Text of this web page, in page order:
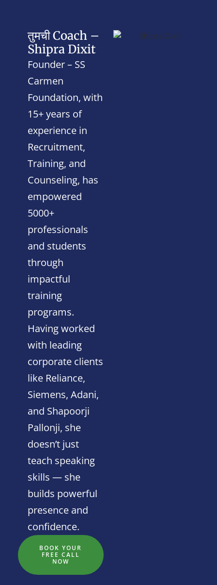
तुमची Coach –
Shipra Dixit
Founder – SS
Carmen
Foundation, with
15+ years of
experience in
Recruitment,
Training, and
Counseling, has
empowered
5000+
professionals
and students
through
impactful
training
programs.
Having worked
with leading
corporate clients
like Reliance,
Siemens, Adani,
and Shapoorji
Pallonji, she
doesn’t just
teach speaking
skills — she
builds powerful
presence and
confidence.
BOOK YOUR
FREE CALL
NOW